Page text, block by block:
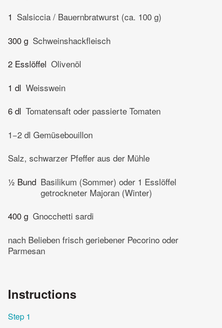
1 Salsiccia / Bauernbratwurst (ca. 100 g)
300 g Schweinshackfleisch
2 Esslöffel Olivenöl
1 dl Weisswein
6 dl Tomatensaft oder passierte Tomaten
1−2 dl Gemüsebouillon
Salz, schwarzer Pfeffer aus der Mühle
½ Bund Basilikum (Sommer) oder 1 Esslöffel
getrockneter Majoran (Winter)
400 g Gnocchetti sardi
nach Belieben frisch geriebener Pecorino oder
Parmesan
Instructions
Step 1